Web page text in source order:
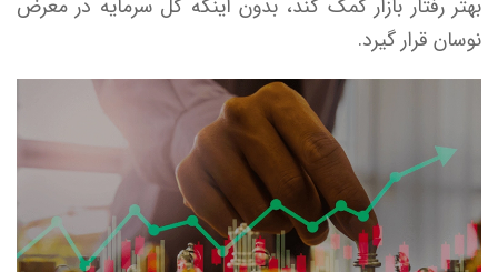
بهتر رفتار بازار کمک کند، بدون اینکه کل سرمایه در معرض
نوسان قرار گیرد.